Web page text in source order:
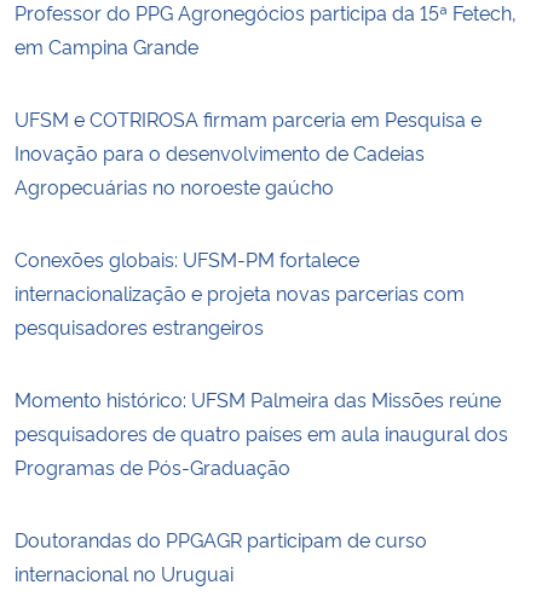
Professor do PPG Agronegócios participa da 15ª Fetech,
em Campina Grande
UFSM e COTRIROSA firmam parceria em Pesquisa e
Inovação para o desenvolvimento de Cadeias
Agropecuárias no noroeste gaúcho
Conexões globais: UFSM-PM fortalece
internacionalização e projeta novas parcerias com
pesquisadores estrangeiros
Momento histórico: UFSM Palmeira das Missões reúne
pesquisadores de quatro países em aula inaugural dos
Programas de Pós-Graduação
Doutorandas do PPGAGR participam de curso
internacional no Uruguai